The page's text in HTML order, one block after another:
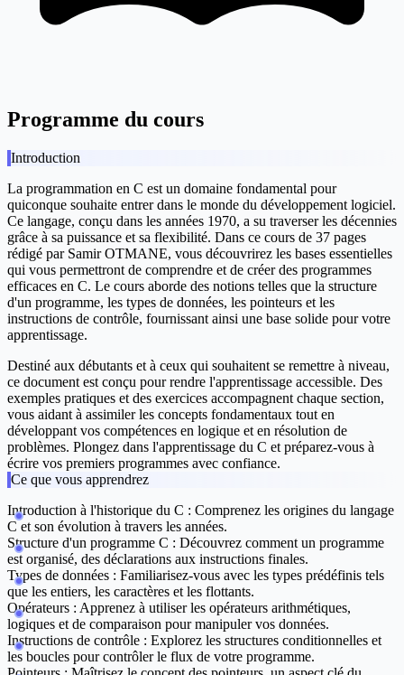
Programme du cours
Introduction
La programmation en C est un domaine fondamental pour
quiconque souhaite entrer dans le monde du développement logiciel.
Ce langage, conçu dans les années 1970, a su traverser les décennies
grâce à sa puissance et sa flexibilité. Dans ce cours de 37 pages
rédigé par Samir OTMANE, vous découvrirez les bases essentielles
qui vous permettront de comprendre et de créer des programmes
efficaces en C. Le cours aborde des notions telles que la structure
d'un programme, les types de données, les pointeurs et les
instructions de contrôle, fournissant ainsi une base solide pour votre
apprentissage.
Destiné aux débutants et à ceux qui souhaitent se remettre à niveau,
ce document est conçu pour rendre l'apprentissage accessible. Des
exemples pratiques et des exercices accompagnent chaque section,
vous aidant à assimiler les concepts fondamentaux tout en
développant vos compétences en logique et en résolution de
problèmes. Plongez dans l'apprentissage du C et préparez-vous à
écrire vos premiers programmes avec confiance.
Ce que vous apprendrez
Introduction à l'historique du C : Comprenez les origines du langage
C et son évolution à travers les années.
Structure d'un programme C : Découvrez comment un programme
est organisé, des déclarations aux instructions finales.
Types de données : Familiarisez-vous avec les types prédéfinis tels
que les entiers, les caractères et les flottants.
Opérateurs : Apprenez à utiliser les opérateurs arithmétiques,
logiques et de comparaison pour manipuler vos données.
Instructions de contrôle : Explorez les structures conditionnelles et
les boucles pour contrôler le flux de votre programme.